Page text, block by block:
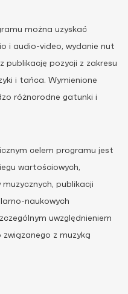
można uzyskać
i audio-video, wydanie nut
publikację pozycji z zakresu
i tańca. Wymienione
różnorodne gatunki i
celem programu jest
wartościowych,
publikacji
naukowych
uwzględnieniem
z muzyką